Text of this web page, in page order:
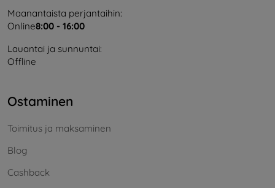
Maanantaista perjantaihin:
Online8:00 - 16:00
Lauantai ja sunnuntai:
Offline
Ostaminen
Toimitus ja maksaminen
Blog
Cashback